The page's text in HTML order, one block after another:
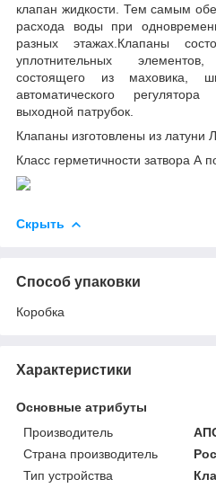
клапан жидкости. Тем самым
расхода воды при
разных этажах.Клапаны
уплотнительных
состоящего из маховика,
автоматического
выходной патрубок.
Клапаны изготовлены из латуни
Класс герметичности затвора А
Скрыть
Способ упаковки
Коробка
Характеристики
Основные атрибуты
Производитель
Страна производитель
Тип устройства